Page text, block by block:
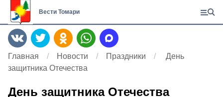
Вести Томари
Главная Новости Праздники
День
защитника Отечества
День защитника Отечества